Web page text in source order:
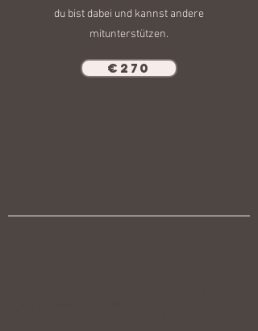
du bist dabei und kannst andere
mitunterstützen.
€270